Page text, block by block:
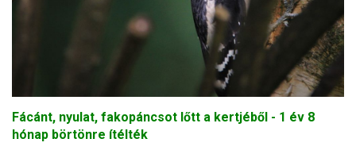
Fácánt, nyulat, fakopáncsot lőtt a kertjéből - 1 év 8
hónap börtönre ítélték